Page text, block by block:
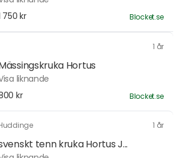
750 kr
Blocket.se
1 år
Hortus
liknande
kr
Blocket.se
1 år
tenn kruka Hortus J...